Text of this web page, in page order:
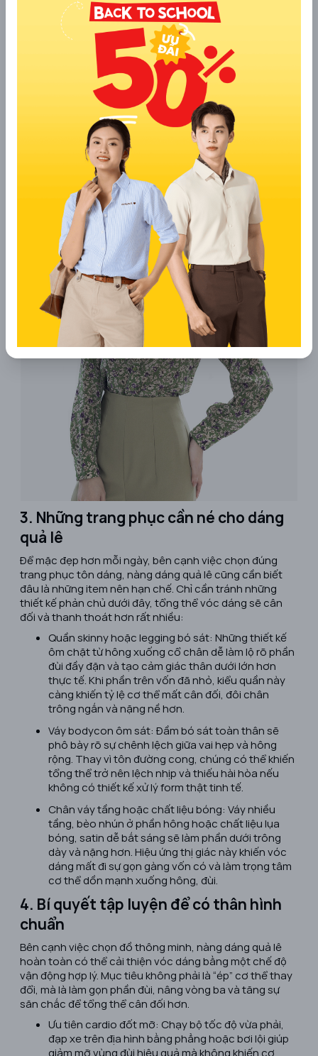
2.5 Họa tiết và màu sắc
Màu sắc và họa tiết chính là chiêu thức quan trọng để
điều chỉnh thị giác. Hãy ưu tiên gam sáng hoặc họa tiết
ngang cho áo để tạo cảm giác phần trên đầy đặn hơn.
Ngược lại, quần hoặc váy nên chọn tông tối như đen,
xanh navy, nâu trầm để tạo hiệu ứng thon gọn. Khi biết
cách phân bổ màu hợp lý, dáng quả lê sẽ trở nên hài hòa
và nổi bật một cách tự nhiên.
3. Những trang phục cần né cho dáng
quả lê
Để mặc đẹp hơn mỗi ngày, bên cạnh việc chọn đúng
trang phục tôn dáng, nàng dáng quả lê cũng cần biết
đâu là những item nên hạn chế. Chỉ cần tránh những
thiết kế phản chủ dưới đây, tổng thể vóc dáng sẽ cân
đối và thanh thoát hơn rất nhiều:
Quần skinny hoặc legging bó sát: Những thiết kế
ôm chặt từ hông xuống cổ chân dễ làm lộ rõ phần
đùi đầy đặn và tạo cảm giác thân dưới lớn hơn
thực tế. Khi phần trên vốn đã nhỏ, kiểu quần này
càng khiến tỷ lệ cơ thể mất cân đối, đôi chân
trông ngắn và nặng nề hơn.
Váy bodycon ôm sát: Đầm bó sát toàn thân sẽ
phô bày rõ sự chênh lệch giữa vai hẹp và hông
rộng. Thay vì tôn đường cong, chúng có thể khiến
tổng thể trở nên lệch nhịp và thiếu hài hòa nếu
không có thiết kế xử lý form thật tinh tế.
Chân váy tầng hoặc chất liệu bóng: Váy nhiều
tầng, bèo nhún ở phần hông hoặc chất liệu lụa
bóng, satin dễ bắt sáng sẽ làm phần dưới trông
dày và nặng hơn. Hiệu ứng thị giác này khiến vóc
dáng mất đi sự gọn gàng vốn có và làm trọng tâm
cơ thể dồn mạnh xuống hông, đùi.
4. Bí quyết tập luyện để có thân hình
chuẩn
Bên cạnh việc chọn đồ thông minh, nàng dáng quả lê
hoàn toàn có thể cải thiện vóc dáng bằng một chế độ
vận động hợp lý. Mục tiêu không phải là “ép” cơ thể thay
đổi, mà là làm gọn phần đùi, nâng vòng ba và tăng sự
săn chắc để tổng thể cân đối hơn.
Ưu tiên cardio đốt mỡ: Chạy bộ tốc độ vừa phải,
đạp xe trên địa hình bằng phẳng hoặc bơi lội giúp
giảm mỡ vùng đùi hiệu quả mà không khiến cơ